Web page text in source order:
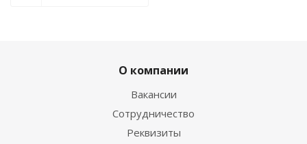
О компании
Вакансии
Сотрудничество
Реквизиты